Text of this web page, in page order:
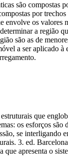
são compostas
por trechos
envolve os valores
a região
são as de
a ser aplicado à
que
os esforços
se interligando
3. ed.
apresenta o